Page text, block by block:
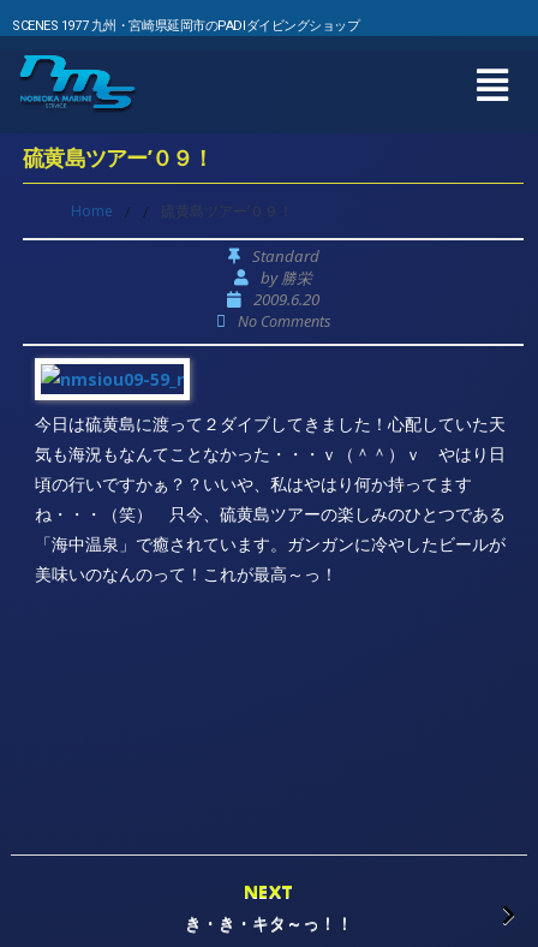
SCENES 1977 九州・宮崎県延岡市のPADIダイビングショップ
硫黄島ツアー’０９！
Home / / 硫黄島ツアー’０９！
Standard
by勝栄
2009.6.20
No Comments
今日は硫黄島に渡って２ダイブしてきました！心配していた天
気も海況もなんてことなかった・・・ｖ（＾＾）ｖ やはり日
頃の行いですかぁ？？いいや、私はやはり何か持ってます
ね・・・（笑） 只今、硫黄島ツアーの楽しみのひとつである
「海中温泉」で癒されています。ガンガンに冷やしたビールが
美味いのなんのって！これが最高～っ！
NEXT
き・き・キタ～っ！！